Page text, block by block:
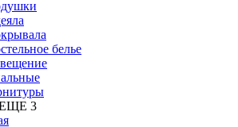
белье
3